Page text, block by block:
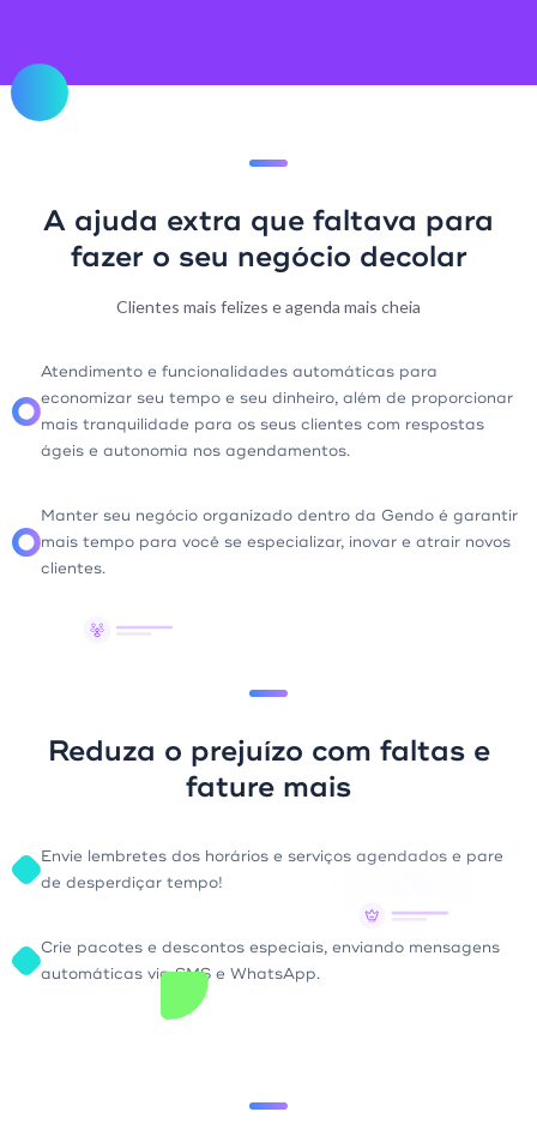
A ajuda extra que faltava para
fazer o seu negócio decolar
Clientes mais felizes e agenda mais cheia
Atendimento e funcionalidades automáticas para
economizar seu tempo e seu dinheiro, além de proporcionar
mais tranquilidade para os seus clientes com respostas
ágeis e autonomia nos agendamentos.
Manter seu negócio organizado dentro da Gendo é garantir
mais tempo para você se especializar, inovar e atrair novos
clientes.
Reduza o prejuízo com faltas e
fature mais
Envie lembretes dos horários e serviços agendados e pare
de desperdiçar tempo!
Crie pacotes e descontos especiais, enviando mensagens
automáticas via SMS e WhatsApp.